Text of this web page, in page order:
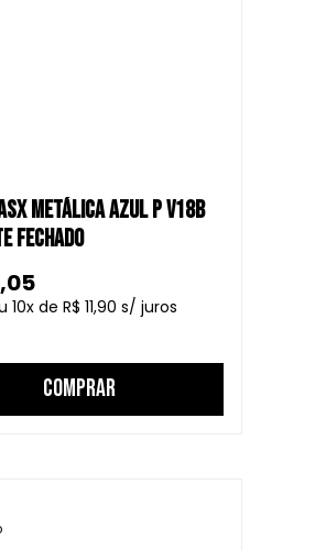
METÁLICA AZUL P V18B
FECHADO
10
R$ 11,90
COMPRAR